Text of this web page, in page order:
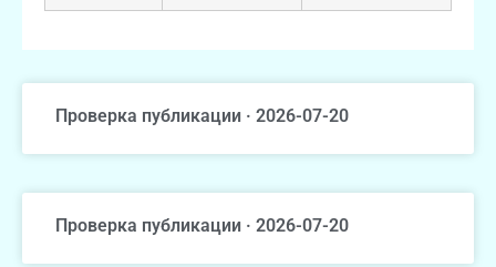
Проверка публикации · 2026-07-20
Проверка публикации · 2026-07-20